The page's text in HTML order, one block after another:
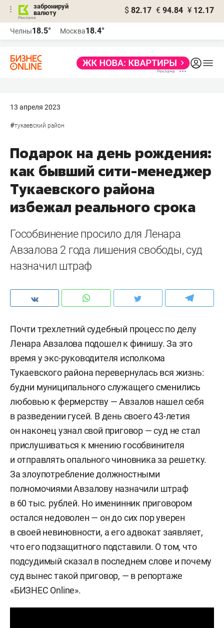
забронируй
валюту
$ 82.17 € 94.84 ¥ 12.17
Челны18.5° Москва18.4°
13 апреля 2023
#тукаевский район
Подарок на день рождения:
как бывший сити-менеджер
Тукаевского района
избежал реального срока
Гособвинение просило для Ленара
Авзалова 2 года лишения свободы, суд
назначил штраф
Почти трехлетний судебный процесс по делу
Ленара Авзалова подошел к финишу. За это
время у экс-руководителя исполкома
Тукаевского района перевернулась вся жизнь:
будни муниципального служащего сменились
любовью к фермерству — Авзалов нашел себя
в разведении гусей. В день своего 43-летия
он наконец узнал свой приговор — суд не стал
прислушиваться к мнению гособвинителя
и отправлять опального чиновника за решетку.
За злоупотребление должностными
полномочиями Авзалову назначили штраф
в 60 тыс. рублей. Но именинник приговором
остался недоволен — он до сих пор уверен
в своей невиновности, а его адвокат заявляет,
что его подзащитного подставили. О том, что
подсудимый сказал в последнем слове и почему
суд вынес такой приговор, — в репортаже
«БИЗНЕС Online».